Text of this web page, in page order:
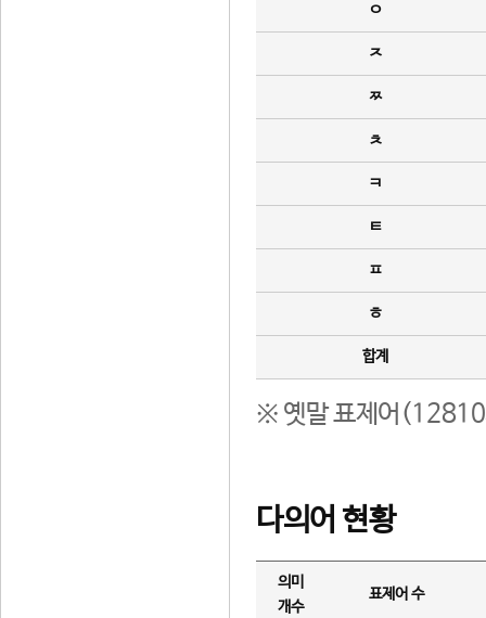
ㅇ
ㅈ
ㅉ
ㅊ
ㅋ
ㅌ
ㅍ
ㅎ
합계
※ 옛말 표제어(12810
다의어 현황
의미
개수
표제어 수